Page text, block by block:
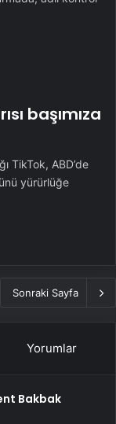
başımıza
TikTok, ABD’de
yürürlüğe
Sonraki Sayfa
Yorumlar
Bakbak